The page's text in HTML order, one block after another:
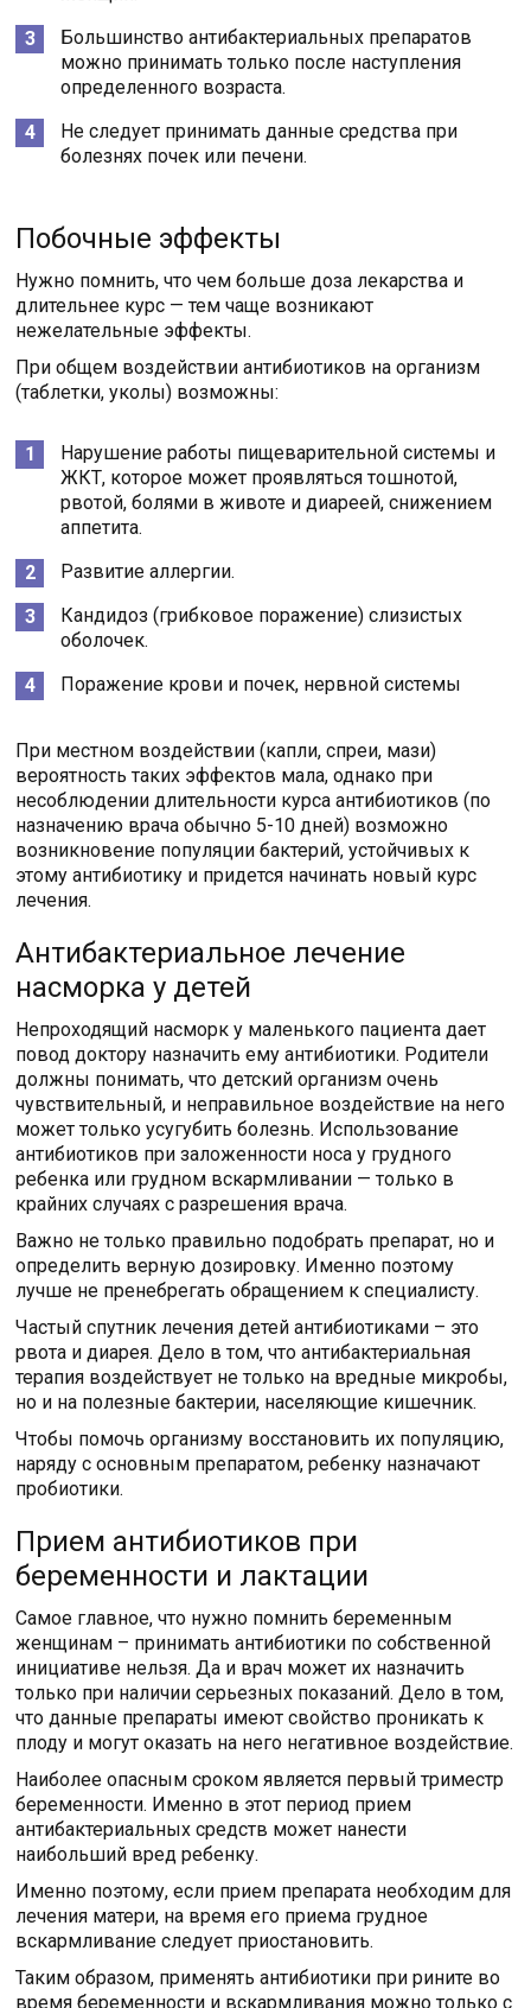
Большинство антибактериальных препаратов
можно принимать только после наступления
определенного возраста.
Не следует принимать данные средства при
болезнях почек или печени.
Побочные эффекты
Нужно помнить, что чем больше доза лекарства и
длительнее курс — тем чаще возникают
нежелательные эффекты.
При общем воздействии антибиотиков на организм
(таблетки, уколы) возможны:
Нарушение работы пищеварительной системы и
ЖКТ, которое может проявляться тошнотой,
рвотой, болями в животе и диареей, снижением
аппетита.
Развитие аллергии.
Кандидоз (грибковое поражение) слизистых
оболочек.
Поражение крови и почек, нервной системы
При местном воздействии (капли, спреи, мази)
вероятность таких эффектов мала, однако при
несоблюдении длительности курса антибиотиков (по
назначению врача обычно 5-10 дней) возможно
возникновение популяции бактерий, устойчивых к
этому антибиотику и придется начинать новый курс
лечения.
Антибактериальное лечение
насморка у детей
Непроходящий насморк у маленького пациента дает
повод доктору назначить ему антибиотики. Родители
должны понимать, что детский организм очень
чувствительный, и неправильное воздействие на него
может только усугубить болезнь. Использование
антибиотиков при заложенности носа у грудного
ребенка или грудном вскармливании — только в
крайних случаях с разрешения врача.
Важно не только правильно подобрать препарат, но и
определить верную дозировку. Именно поэтому
лучше не пренебрегать обращением к специалисту.
Частый спутник лечения детей антибиотиками – это
рвота и диарея. Дело в том, что антибактериальная
терапия воздействует не только на вредные микробы,
но и на полезные бактерии, населяющие кишечник.
Чтобы помочь организму восстановить их популяцию,
наряду с основным препаратом, ребенку назначают
пробиотики.
Прием антибиотиков при
беременности и лактации
Самое главное, что нужно помнить беременным
женщинам – принимать антибиотики по собственной
инициативе нельзя. Да и врач может их назначить
только при наличии серьезных показаний. Дело в том,
что данные препараты имеют свойство проникать к
плоду и могут оказать на него негативное воздействие.
Наиболее опасным сроком является первый триместр
беременности. Именно в этот период прием
антибактериальных средств может нанести
наибольший вред ребенку.
Именно поэтому, если прием препарата необходим для
лечения матери, на время его приема грудное
вскармливание следует приостановить.
Таким образом, применять антибиотики при рините во
время беременности и вскармливания можно только с